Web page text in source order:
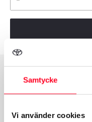
Samtycke
Vi använder cookies
Group
Fälg PV/C LM